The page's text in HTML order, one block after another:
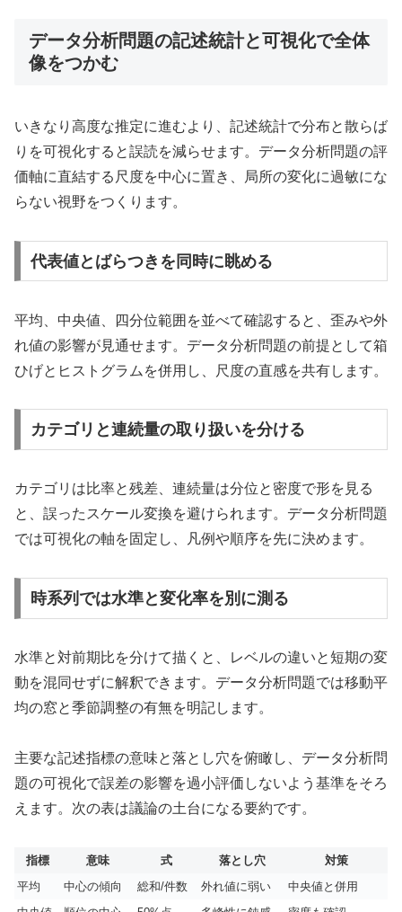
データ分析問題の記述統計と可視化で全体
像をつかむ
いきなり高度な推定に進むより、記述統計で分布と散らば
りを可視化すると誤読を減らせます。データ分析問題の評
価軸に直結する尺度を中心に置き、局所の変化に過敏にな
らない視野をつくります。
代表値とばらつきを同時に眺める
平均、中央値、四分位範囲を並べて確認すると、歪みや外
れ値の影響が見通せます。データ分析問題の前提として箱
ひげとヒストグラムを併用し、尺度の直感を共有します。
カテゴリと連続量の取り扱いを分ける
カテゴリは比率と残差、連続量は分位と密度で形を見る
と、誤ったスケール変換を避けられます。データ分析問題
では可視化の軸を固定し、凡例や順序を先に決めます。
時系列では水準と変化率を別に測る
水準と対前期比を分けて描くと、レベルの違いと短期の変
動を混同せずに解釈できます。データ分析問題では移動平
均の窓と季節調整の有無を明記します。
主要な記述指標の意味と落とし穴を俯瞰し、データ分析問
題の可視化で誤差の影響を過小評価しないよう基準をそろ
えます。次の表は議論の土台になる要約です。
指標 意味 式 落とし穴
対策
平均
中心の傾向 総和/件数 外れ値に弱い
中央値と併用